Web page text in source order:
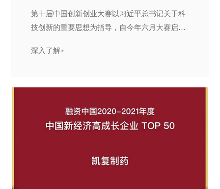
第十届中国创新创业大赛以习近平总书记关于科
技创新的重要思想为指导，自今年六月大赛启动
深入了解